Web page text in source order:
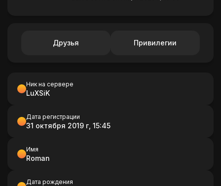
Друзья Привилегии
Ник на сервере
LuXSiK
Дата регистрации
31 октября 2019 г, 15:45
Имя
Roman
Дата рождения